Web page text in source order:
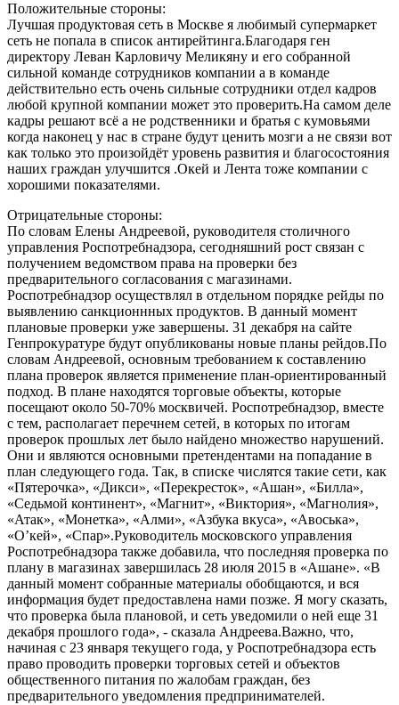
Положительные стороны:
Лучшая продуктовая сеть в Москве я любимый супермаркет
сеть не попала в список антирейтинга.Благодаря ген
директору Леван Карловичу Меликяну и его собранной
сильной команде сотрудников компании а в команде
действительно есть очень сильные сотрудники отдел кадров
любой крупной компании может это проверить.На самом деле
кадры решают всё а не родственники и братья с кумовьями
когда наконец у нас в стране будут ценить мозги а не связи вот
как только это произойдёт уровень развития и благосостояния
наших граждан улучшится .Окей и Лента тоже компании с
хорошими показателями.
Отрицательные стороны:
По словам Елены Андреевой, руководителя столичного
управления Роспотребнадзора, сегодняшний рост связан с
получением ведомством права на проверки без
предварительного согласования с магазинами.
Роспотребнадзор осуществлял в отдельном порядке рейды по
выявлению санкционнных продуктов. В данный момент
плановые проверки уже завершены. 31 декабря на сайте
Генпрокуратуре будут опубликованы новые планы рейдов.По
словам Андреевой, основным требованием к составлению
плана проверок является применение план-ориентированный
подход. В плане находятся торговые объекты, которые
посещают около 50-70% москвичей. Роспотребнадзор, вместе
с тем, располагает перечнем сетей, в которых по итогам
проверок прошлых лет было найдено множество нарушений.
Они и являются основными претендентами на попадание в
план следующего года. Так, в списке числятся такие сети, как
«Пятерочка», «Дикси», «Перекресток», «Ашан», «Билла»,
«Седьмой континент», «Магнит», «Виктория», «Магнолия»,
«Атак», «Монетка», «Алми», «Азбука вкуса», «Авоська»,
«О’кей», «Спар».Руководитель московского управления
Роспотребнадзора также добавила, что последняя проверка по
плану в магазинах завершилась 28 июля 2015 в «Ашане». «В
данный момент собранные материалы обобщаются, и вся
информация будет предоставлена нами позже. Я могу сказать,
что проверка была плановой, и сеть уведомили о ней еще 31
декабря прошлого года», - сказала Андреева.Важно, что,
начиная с 23 января текущего года, у Роспотребнадзора есть
право проводить проверки торговых сетей и объектов
общественного питания по жалобам граждан, без
предварительного уведомления предпринимателей.